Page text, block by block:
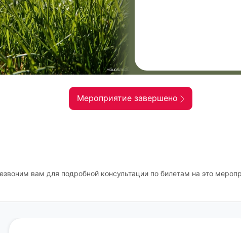
Мероприятие завершено
вам для подробной консультации по билетам на это